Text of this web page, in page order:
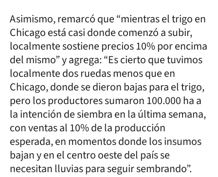
Asimismo, remarcó que “mientras el trigo en
Chicago está casi donde comenzó a subir,
localmente sostiene precios 10% por encima
del mismo” y agrega: “Es cierto que tuvimos
localmente dos ruedas menos que en
Chicago, donde se dieron bajas para el trigo,
pero los productores sumaron 100.000 ha a
la intención de siembra en la última semana,
con ventas al 10% de la producción
esperada, en momentos donde los insumos
bajan y en el centro oeste del país se
necesitan lluvias para seguir sembrando”.